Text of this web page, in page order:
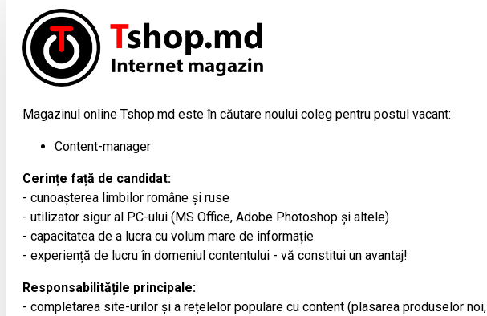
Magazinul online Tshop.md este în căutare noului coleg pentru postul vacant:
Content-manager
Cerințe față de candidat:
- cunoașterea limbilor române și ruse
- utilizator sigur al PC-ului (MS Office, Adobe Photoshop și altele)
- capacitatea de a lucra cu volum mare de informație
- experiență de lucru în domeniul contentului - vă constitui un avantaj!
Responsabilitățile principale:
- completarea site-urilor și a rețelelor populare cu content (plasarea produselor noi,